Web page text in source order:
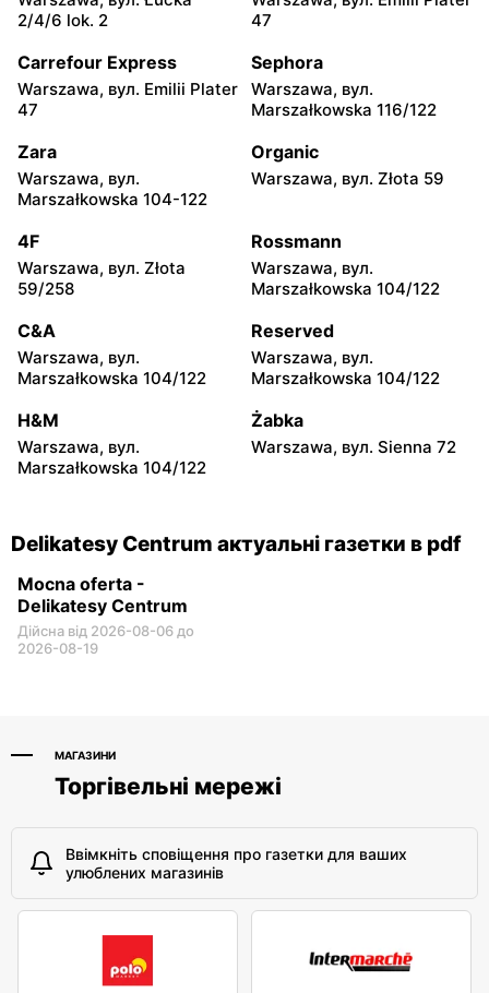
Delikatesy Centrum
Warszawy 40a
Delikatesy Centrum
8
Delikatesy Centrum
52
Delikatesy Centrum
Gór 57
Delikatesy Centrum
Myśliborska 114
Delikatesy Centrum
lok.2
Delikatesy Centrum
Pileckiego 2
Delikatesy Centrum
Pontonierów 11
Delikatesy Centrum
27
Delikatesy Centrum
Partyzantów 10
Delikatesy Centrum Delikatesy Centrum
2/4/6 lok. 2
47
Carrefour Express
Warszawa, вул. Emilii Plater
47
Sephora
Warszawa, вул.
Marszałkowska 116/122
Zara
Warszawa, вул.
Marszałkowska 104-122
Organic
Warszawa, вул. Złota 59
4F
Warszawa, вул. Złota
59/258
Rossmann
Warszawa, вул.
Marszałkowska 104/122
C&A
Warszawa, вул.
Marszałkowska 104/122
Reserved
Warszawa, вул.
Marszałkowska 104/122
H&M
Warszawa, вул.
Marszałkowska 104/122
Żabka
Warszawa, вул. Sienna 72
Delikatesy Centrum актуальні газетки в pdf
Mocna oferta -
Delikatesy Centrum
Дійсна від 2026-08-06 до
2026-08-19
МАГАЗИНИ
Торгівельні мережі
Ввімкніть сповіщення про газетки для ваших
улюблених магазинів